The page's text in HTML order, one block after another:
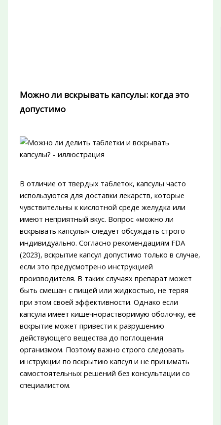
Можно ли вскрывать капсулы: когда это
допустимо
В отличие от твердых таблеток, капсулы часто
используются для доставки лекарств, которые
чувствительны к кислотной среде желудка или
имеют неприятный вкус. Вопрос «можно ли
вскрывать капсулы» следует обсуждать строго
индивидуально. Согласно рекомендациям FDA
(2023), вскрытие капсул допустимо только в случае,
если это предусмотрено инструкцией
производителя. В таких случаях препарат может
быть смешан с пищей или жидкостью, не теряя
при этом своей эффективности. Однако если
капсула имеет кишечнорастворимую оболочку, её
вскрытие может привести к разрушению
действующего вещества до поглощения
организмом. Поэтому важно строго следовать
инструкции по вскрытию капсул и не принимать
самостоятельных решений без консультации со
специалистом.